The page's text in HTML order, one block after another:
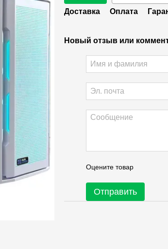
Доставка Оплата
Новый отзыв или
Оцените товар
Отправить